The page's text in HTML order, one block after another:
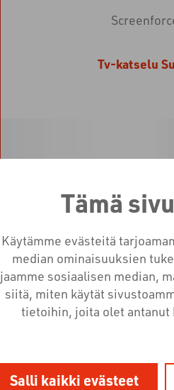
Tämä
Käytämme evästeitä
median ominaisuuksien
jaamme sosiaalisen median,
siitä, miten käytät
tietoihin, joita olet antanut
Salli kaikki evästeet
Tv-katselu